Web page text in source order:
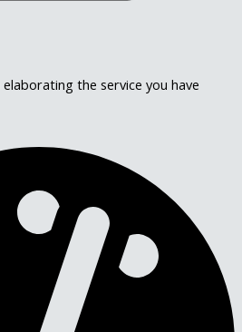
the service you have